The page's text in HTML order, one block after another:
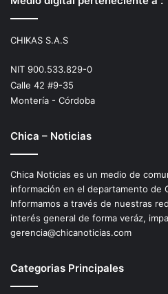
CHIKAS S.A.S
NIT 900.533.829-0
Calle 42 #9-35
Montería - Córdoba
Chica – Noticias
Chica Noticias es un medio de
información en el departamento de
Informamos a través de nuestras
interés general de forma veráz,
gerencia@chicanoticias.com
Categorias Principales